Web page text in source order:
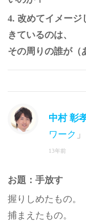
4. 改めてイメージ
きているのは、
その周りの誰が
中村 彰
ワーク
13年前
お題：手放す
握りしめたもの。
捕まえたもの。